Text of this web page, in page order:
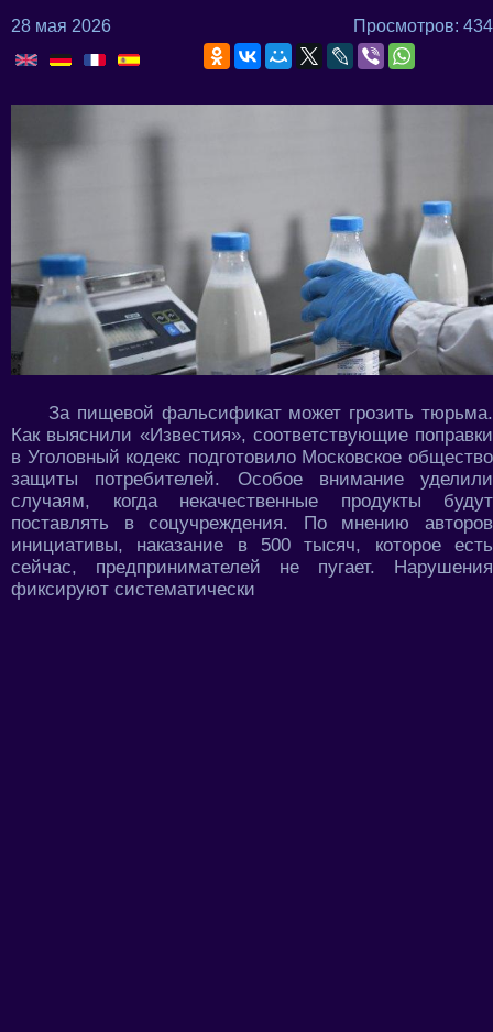
28 мая 2026 Просмотров: 434
За пищевой фальсификат может грозить тюрьма.
Как выяснили «Известия», соответствующие поправки
в Уголовный кодекс подготовило Московское общество
защиты потребителей. Особое внимание уделили
случаям, когда некачественные продукты будут
поставлять в соцучреждения. По мнению авторов
инициативы, наказание в 500 тысяч, которое есть
сейчас, предпринимателей не пугает. Нарушения
фиксируют систематически